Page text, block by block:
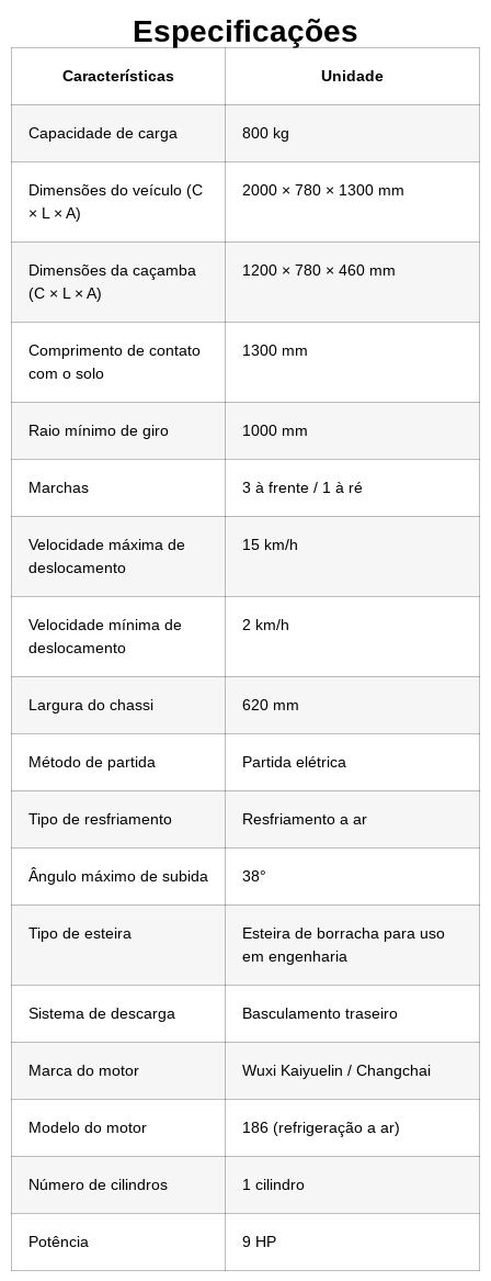
Especificações
Características Unidade
Capacidade de carga 800 kg
Dimensões do veículo (C
× L × A)
2000 × 780 × 1300 mm
Dimensões da caçamba
(C × L × A)
1200 × 780 × 460 mm
Comprimento de contato
com o solo
1300 mm
Raio mínimo de giro 1000 mm
Marchas 3 à frente / 1 à ré
Velocidade máxima de
deslocamento
15 km/h
Velocidade mínima de
deslocamento
2 km/h
Largura do chassi 620 mm
Método de partida Partida elétrica
Tipo de resfriamento Resfriamento a ar
Ângulo máximo de subida 38°
Tipo de esteira
Esteira de borracha para uso
em engenharia
Sistema de descarga Basculamento traseiro
Marca do motor Wuxi Kaiyuelin / Changchai
Modelo do motor 186 (refrigeração a ar)
Número de cilindros 1 cilindro
Potência 9 HP